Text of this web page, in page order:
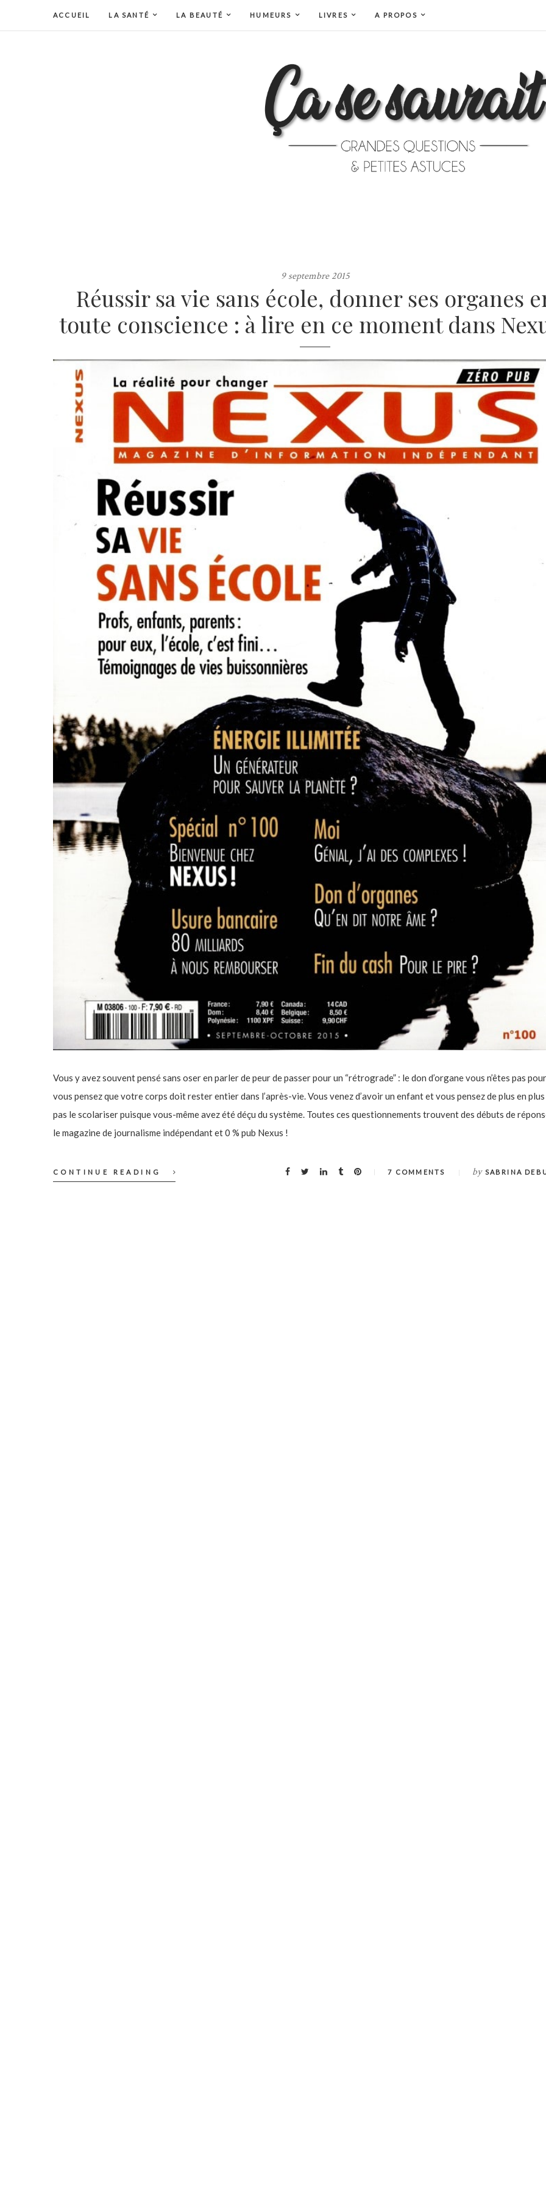
ACCUEIL LA SANTÉ LA BEAUTÉ HUMEURS LIVRES A PROPOS
9 septembre 2015
Réussir sa vie sans école, donner ses organes
toute conscience : à lire en ce moment dans
Vous y avez souvent pensé sans oser en parler de peur de passer pour un “rétrograde” : le don d’organe vous n’êtes pas
vous pensez que votre corps doit rester entier dans l’après-vie. Vous venez d’avoir un enfant et vous pensez de plus en plus
pas le scolariser puisque vous-même avez été déçu du système. Toutes ces questionnements trouvent des débuts de
le magazine de journalisme indépendant et 0 % pub Nexus !
CONTINUE READING 7 COMMENTS by SABRINA